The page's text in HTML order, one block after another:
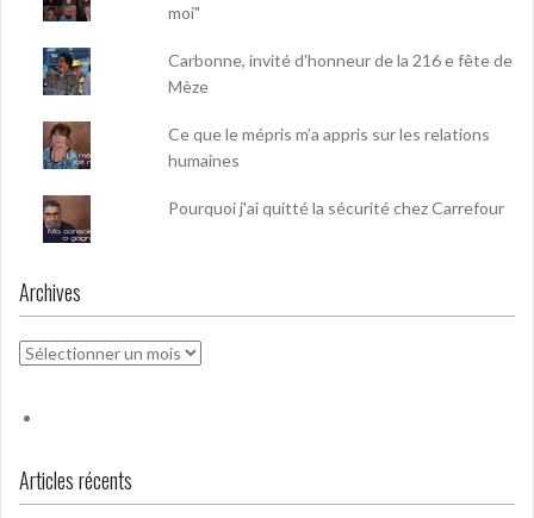
moi"
Carbonne, invité d'honneur de la 216 e fête de
Mèze
Ce que le mépris m’a appris sur les relations
humaines
Pourquoi j'ai quitté la sécurité chez Carrefour
Archives
Archives
Articles récents